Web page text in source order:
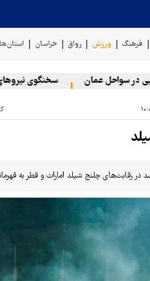
فرهنگ ورزش رواق خراسان استان‌ها
سواحل عمان سخنگوی نیروهای
در رقابت‌های چلنج شیلد امارات و قطر به